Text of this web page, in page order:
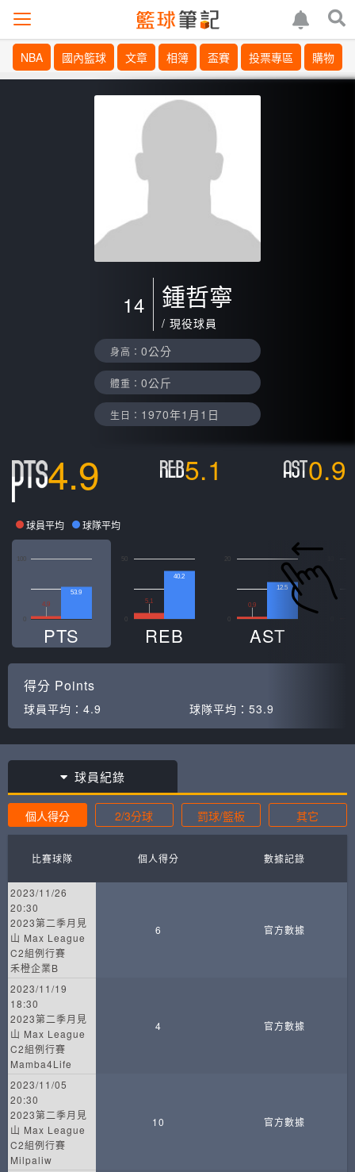
NBA 國內籃球 文章 相簿 盃賽 投票專區 購物
14 鍾哲寧
/ 現役球員
身高： 0公分
體重： 0公斤
生日： 1970年1月1日
4.9 5.1 0.9
球員平均 球隊平均
4.9
53.9
PTS
50
5.1
40.2
REB
20
0.9
12.5
AST
得分 Points
球員平均： 4.9 球隊平均： 53.9
球員紀錄
個人得分 2/3分球 罰球/籃板 其它
比賽球隊 個人得分 數據記錄
2023/11/26
20:30
2023第二季月見
山 Max League
C2組例行賽
禾橙企業B
6 官方數據
2023/11/19
18:30
2023第二季月見
山 Max League
C2組例行賽
Mamba4Life
4 官方數據
2023/11/05
20:30
2023第二季月見
山 Max League
C2組例行賽
Milpaliw
10 官方數據